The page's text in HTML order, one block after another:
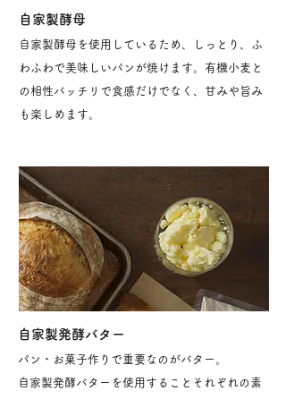
自家製酵母
自家製酵母を使用しているため、しっとり、ふ
わふわで美味しいパンが焼けます。有機小麦と
の相性バッチリで食感だけでなく、甘みや旨み
も楽しめます。
​自家製発酵バター
パン・お菓子作りで重要なのがバター。
自家製発酵バターを使用することそれぞれの素